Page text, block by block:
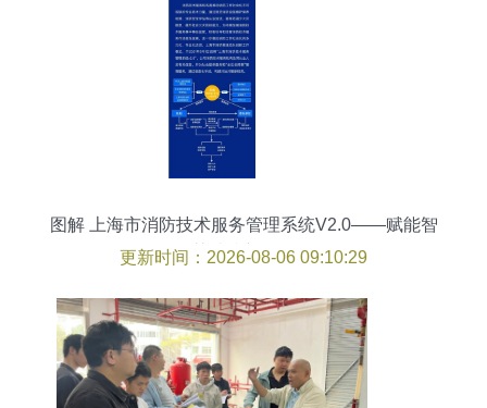
图解 上海市消防技术服务管理系统V2.0——赋能智
慧消防新纪元
更新时间：2026-08-06 09:10:29